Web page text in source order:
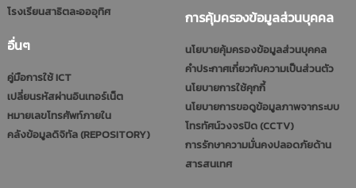
โรงเรียนสาธิตละอออุทิศ
อื่นๆ
คู่มือการใช้ ICT
เปลี่ยนรหัสผ่านอินเทอร์เน็ต
หมายเลขโทรศัพท์ภายใน
คลังข้อมูลดิจิทัล (REPOSITORY)
การคุ้มครองข้อมูลส่วนบุคคล
นโยบายคุ้มครองข้อมูลส่วนบุคคล
คำประกาศเกี่ยวกับความเป็นส่วนตัว
นโยบายการใช้คุกกี้
นโยบายการขอดูข้อมูลภาพจากระบบ
โทรทัศน์วงจรปิด (CCTV)
การรักษาความมั่นคงปลอดภัยด้าน
สารสนเทศ